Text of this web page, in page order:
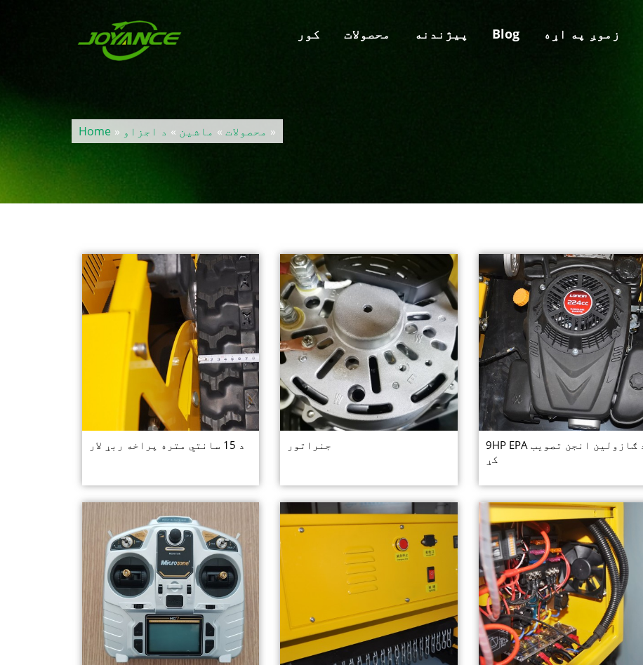
کور محصولات پيژندنه Blog زموږ په اړه
Home » محصولات » ماشین » د اجزاو »
د 15 سانتي متره پراخه ربړ لار جنراتور
9HP EPA د ګازولین انجن تصویب
کړ